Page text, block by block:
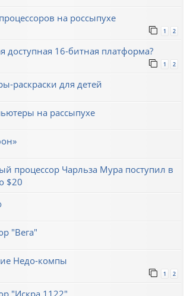
на россыпухе
1 2
доступная 16-битная платформа?
1 2
раскраски для детей
на рассыпухе
процессор Чарльза Мура поступил в
$20
"Вега"
Недо-компы
1 2